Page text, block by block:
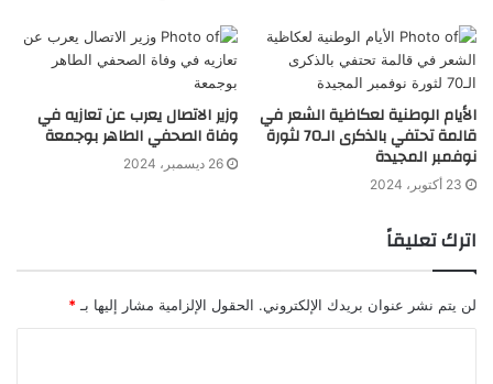
الأيام الوطنية لعكاظية الشعر في
قالمة تحتفي بالذكرى الـ70 لثورة
نوفمبر المجيدة
23 أكتوبر، 2024
وزير الاتصال يعرب عن تعازيه في
وفاة الصحفي الطاهر بوجمعة
26 ديسمبر، 2024
اترك تعليقاً
لن يتم نشر عنوان بريدك الإلكتروني. الحقول الإلزامية مشار إليها بـ *